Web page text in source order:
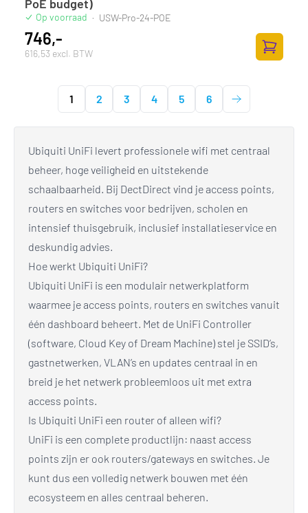
PoE budget)
Op voorraad · USW-Pro-24-POE
746,-
616,53 excl. BTW
1 2 3 4 5 6
Ubiquiti UniFi levert professionele wifi met centraal
beheer, hoge veiligheid en uitstekende
schaalbaarheid. Bij DectDirect vind je access points,
routers en switches voor bedrijven, scholen en
intensief thuisgebruik, inclusief installatieservice en
deskundig advies.
Hoe werkt Ubiquiti UniFi?
Ubiquiti UniFi is een modulair netwerkplatform
waarmee je access points, routers en switches vanuit
één dashboard beheert. Met de UniFi Controller
(software, Cloud Key of Dream Machine) stel je SSID’s,
gastnetwerken, VLAN’s en updates centraal in en
breid je het netwerk probleemloos uit met extra
access points.
Is Ubiquiti UniFi een router of alleen wifi?
UniFi is een complete productlijn: naast access
points zijn er ook routers/gateways en switches. Je
kunt dus een volledig netwerk bouwen met één
ecosysteem en alles centraal beheren.